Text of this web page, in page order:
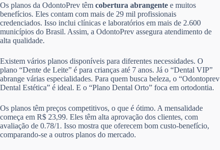
Os planos da OdontoPrev têm cobertura abrangente e muitos
benefícios. Eles contam com mais de 29 mil profissionais
credenciados. Isso inclui clínicas e laboratórios em mais de 2.600
municípios do Brasil. Assim, a OdontoPrev assegura atendimento de
alta qualidade.
Existem vários planos disponíveis para diferentes necessidades. O
plano “Dente de Leite” é para crianças até 7 anos. Já o “Dental VIP”
abrange várias especialidades. Para quem busca beleza, o “Odontoprev
Dental Estética” é ideal. E o “Plano Dental Orto” foca em ortodontia.
Os planos têm preços competitivos, o que é ótimo. A mensalidade
começa em R$ 23,99. Eles têm alta aprovação dos clientes, com
avaliação de 0.78/1. Isso mostra que oferecem bom custo-benefício,
comparando-se a outros planos do mercado.